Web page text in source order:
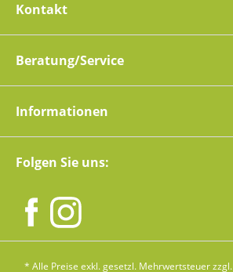
Kontakt
Beratung/Service
Informationen
Folgen Sie uns:
* Alle Preise exkl. gesetzl. Mehrwertsteuer zzgl.